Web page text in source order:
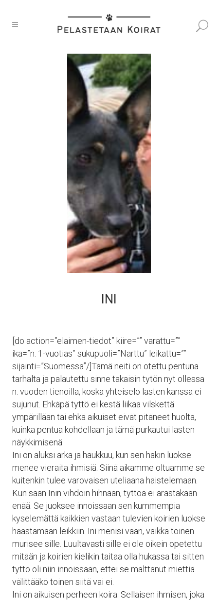
INI
[do action=”elaimen-tiedot” kiire=”” varattu=””
ika=”n. 1-vuotias” sukupuoli=”Narttu” leikattu=””
sijainti=”Suomessa”/]Tämä neiti on otettu pentuna
tarhalta ja palautettu sinne takaisin tytön nyt ollessa
n. vuoden tienoilla, koska yhteiselo lasten kanssa ei
sujunut. Ehkäpä tyttö ei kestä liikaa vilskettä
ympärillään tai ehkä aikuiset eivät pitäneet huolta,
kuinka pentua kohdellaan ja tämä purkautui lasten
näykkimisenä.
Ini on aluksi arka ja haukkuu, kun sen häkin luokse
menee vieraita ihmisiä. Siinä aikamme oltuamme se
kuitenkin tulee varovaisen uteliaana haistelemaan.
Kun saan Inin vihdoin hihnaan, tyttöä ei arastakaan
enää. Se juoksee innoissaan sen kummempia
kyselemättä kaikkien vastaan tulevien koirien luokse
haastamaan leikkiin. Ini menisi vaan, vaikka toinen
murisee sille. Luultavasti sille ei ole oikein opetettu
mitään ja koirien kielikin taitaa olla hukassa tai sitten
tyttö oli niin innoissaan, ettei se malttanut miettiä
välittääkö toinen siitä vai ei.
Ini on aikuisen perheen koira. Sellaisen ihmisen, joka